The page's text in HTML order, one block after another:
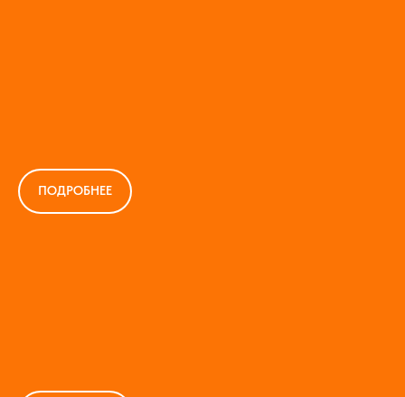
ПОДРОБНЕЕ